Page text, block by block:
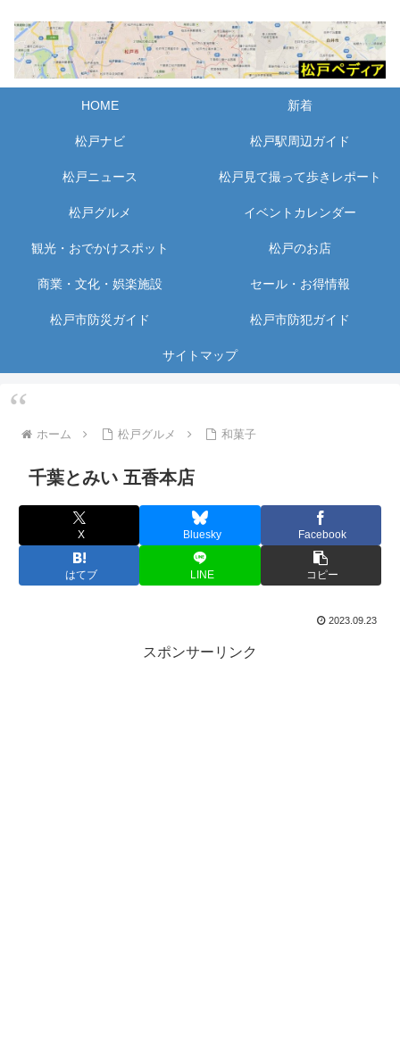
HOME 新着
松戸ナビ 松戸駅周辺ガイド
松戸ニュース 松戸見て撮って歩きレポート
松戸グルメ イベントカレンダー
観光・おでかけスポット 松戸のお店
商業・文化・娯楽施設 セール・お得情報
松戸市防災ガイド 松戸市防犯ガイド
サイトマップ
ホーム 松戸グルメ 和菓子
千葉とみい 五香本店
X Bluesky Facebook
はてブ LINE コピー
2023.09.23
スポンサーリンク